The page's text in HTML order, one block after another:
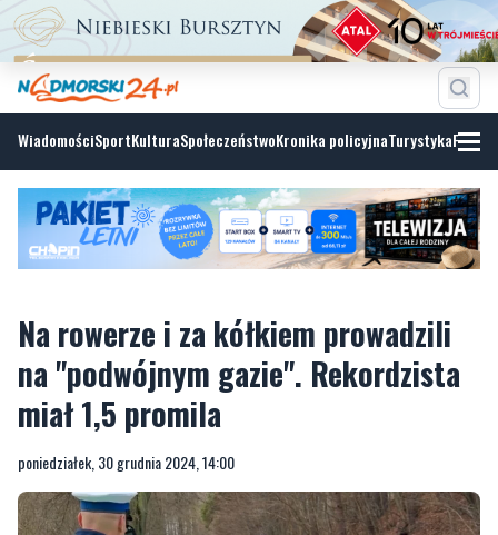
WiadomościSportKulturaSpołeczeństwoKronika policyjnaTurystyka
Na rowerze i za kółkiem prowadzili
miał 1,5 promila
poniedziałek, 30 grudnia 2024, 14:00